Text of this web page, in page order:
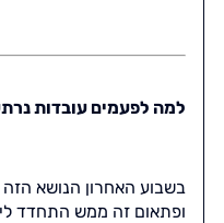
למה לפעמים עובדות
בשבוע האחרון הנושא
ופתאום זה ממש התחדד